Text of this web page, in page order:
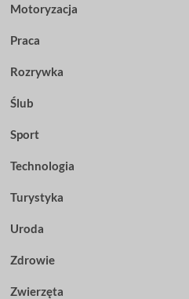
Motoryzacja
Praca
Rozrywka
Ślub
Sport
Technologia
Turystyka
Uroda
Zdrowie
Zwierzęta